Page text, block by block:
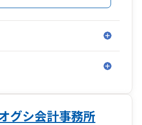
グシ会計事務所